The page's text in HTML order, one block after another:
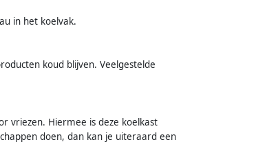
in het koelvak.
koud blijven. Veelgestelde
vriezen. Hiermee is deze koelkast
doen, dan kan je uiteraard een